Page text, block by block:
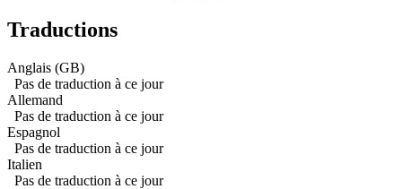
Traductions
Anglais (GB)
Pas de traduction à ce jour
Allemand
Pas de traduction à ce jour
Espagnol
Pas de traduction à ce jour
Italien
Pas de traduction à ce jour